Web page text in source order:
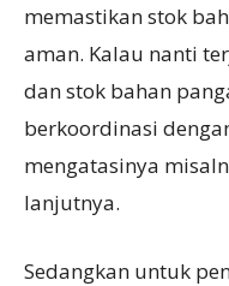
memastikan stok
aman. Kalau nanti
dan stok bahan
berkoordinasi
mengatasinya
lanjutnya.
Sedangkan untuk